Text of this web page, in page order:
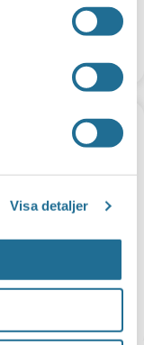
Visa detaljer